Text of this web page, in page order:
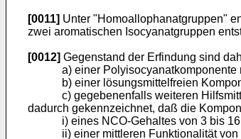
[0011] Unter "Homoallophanatgruppen"
zwei aromatischen Isocyanatgruppen
[0012] Gegenstand der Erfindung sind
a) einer
b) einer lösungsmittelfreien
c) gegebenenfalls weiteren
dadurch gekennzeichnet, daß die
i) eines NCO-Gehaltes von 3 bis
ii) einer mittleren Funktionalität von